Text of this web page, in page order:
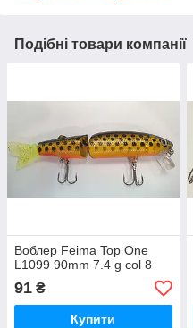
Подібні товари компанії
Воблер Feima Top One
L1099 90mm 7.4 g col 8
91 ₴
Купити